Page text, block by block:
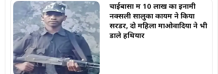
चाईबासा में 10 लाख का इनामी
नक्सली सालुका कायम ने किया
सरेंडर, दो महिला माओवादियों ने भी
डाले हथियार